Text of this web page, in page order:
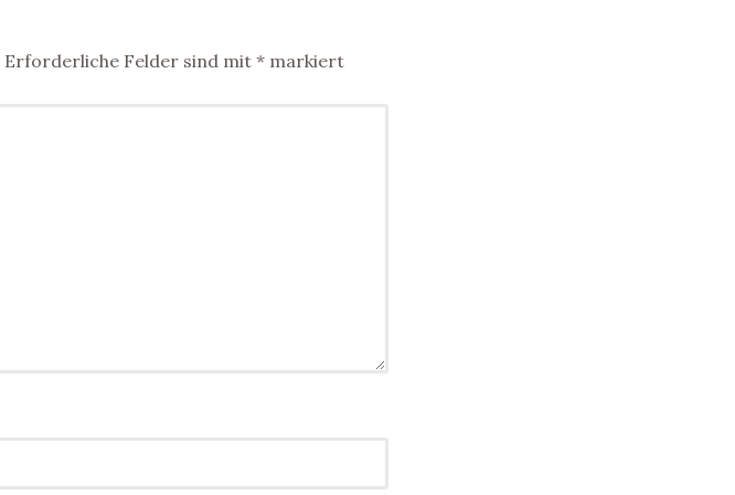
Erforderliche Felder sind mit * markiert